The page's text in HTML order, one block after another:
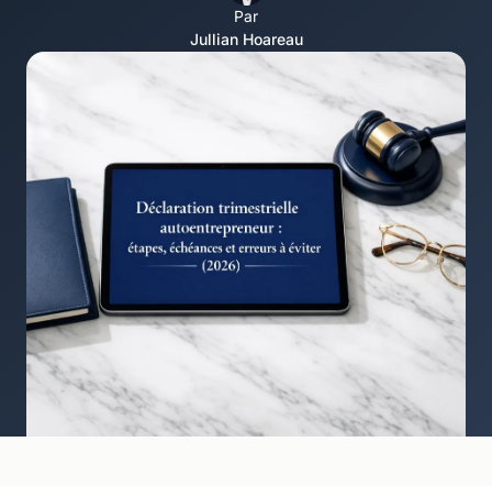
Par
Jullian Hoareau